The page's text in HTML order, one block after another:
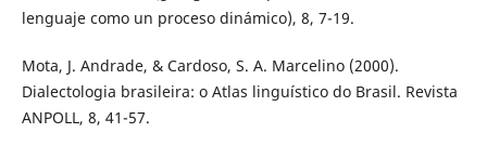
lenguaje como un proceso dinámico), 8, 7-19.
Mota, J. Andrade, & Cardoso, S. A. Marcelino (2000).
Dialectologia brasileira: o Atlas linguístico do Brasil. Revista
ANPOLL, 8, 41-57.